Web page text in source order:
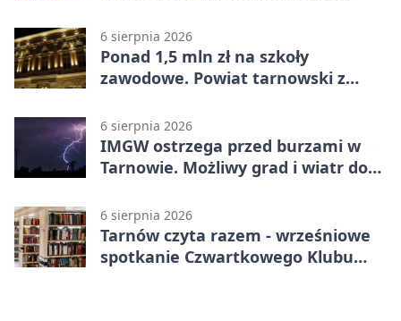
6 sierpnia 2026
Ponad 1,5 mln zł na szkoły
zawodowe. Powiat tarnowski z
6 sierpnia 2026
IMGW ostrzega przed burzami w
Tarnowie. Możliwy grad i wiatr do
6 sierpnia 2026
Tarnów czyta razem - wrześniowe
spotkanie Czwartkowego Klubu